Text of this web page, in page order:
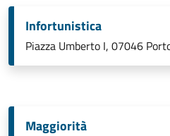
Infortunistica
Piazza Umberto I, 07046
Maggiorità